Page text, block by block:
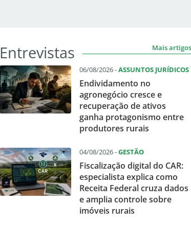
Entrevistas Mais artigos
06/08/2026 -ASSUNTOS JURÍDICOS
Endividamento no
agronegócio cresce e
recuperação de ativos
ganha protagonismo entre
produtores rurais
04/08/2026 -GESTÃO
Fiscalização digital do CAR:
especialista explica como
Receita Federal cruza dados
e amplia controle sobre
imóveis rurais